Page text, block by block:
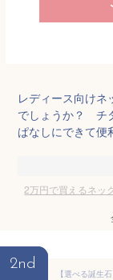
レディース向け
でしょうか？ チ
ぱなしにできて便
2万円で買えるネッ
2nd